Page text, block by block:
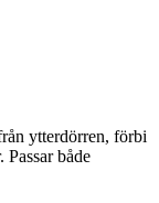
ytterdörren, förbi
Passar både